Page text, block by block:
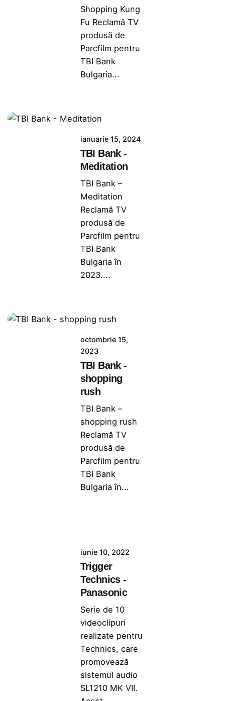
Shopping Kung
Fu Reclamă TV
produsă de
Parcfilm pentru
TBI Bank
Bulgaria...
ianuarie 15, 2024
TBI Bank -
Meditation
TBI Bank –
Meditation
Reclamă TV
produsă de
Parcfilm pentru
TBI Bank
Bulgaria în
2023....
octombrie 15,
2023
TBI Bank -
shopping
rush
TBI Bank –
shopping rush
Reclamă TV
produsă de
Parcfilm pentru
TBI Bank
Bulgaria în...
iunie 10, 2022
Trigger
Technics -
Panasonic
Serie de 10
videoclipuri
realizate pentru
Technics, care
promovează
sistemul audio
SL1210 MK VII.